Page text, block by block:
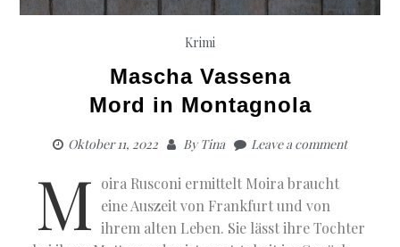
Krimi
Mascha Vassena
Mord in Montagnola
Oktober 11, 2022 ByTina Leave a comment
M oira Rusconi ermittelt Moira braucht
eine Auszeit von Frankfurt und von
ihrem alten Leben. Sie lässt ihre Tochter